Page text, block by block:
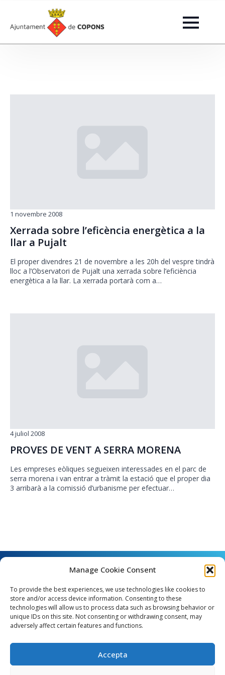
Manage Cookie Consent
To provide the best experiences, we use technologies like cookies to
store and/or access device information. Consenting to these
technologies will allow us to process data such as browsing behavior or
unique IDs on this site. Not consenting or withdrawing consent, may
adversely affect certain features and functions.
Accepta
Xerrada sobre l’eficència energètica a la
llar a Pujalt
1 novembre 2008
El proper divendres 21 de novembre a les 20h del vespre tindrà
lloc a l’Observatori de Pujalt una xerrada sobre l’eficiència
energètica a la llar. La xerrada portarà com a…
PROVES DE VENT A SERRA MORENA
4 juliol 2008
Les empreses eòliques segueixen interessades en el parc de
serra morena i van entrar a tràmit la estació que el proper dia
3 arribarà a la comissió d’urbanisme per efectuar…
Angel Guimerà, 8 - 08289 Copons
e_mail: copons@copons.cat